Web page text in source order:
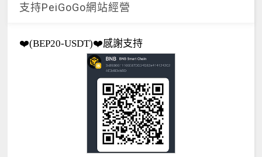
支持PeiGoGo網站經營
❤️(BEP20-USDT)❤️感謝支持